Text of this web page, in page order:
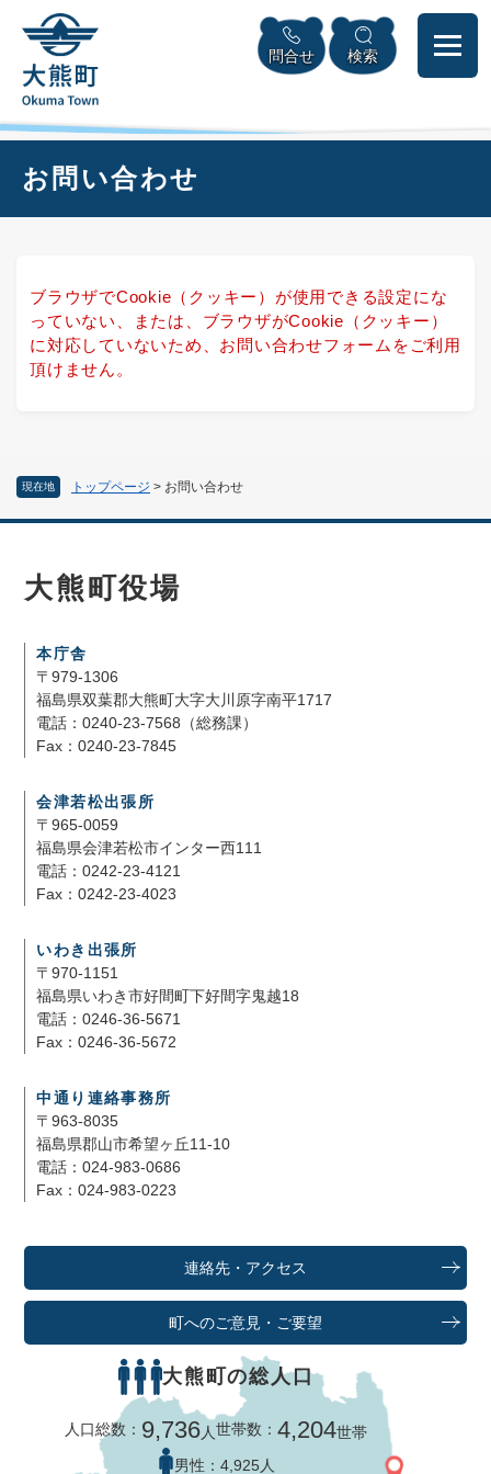
頭
メニューを飛ばして本文へ
問合せ 検索
現在地 トップページ > お問い合わせ
お問い合わせ
ブラウザでCookie（クッキー）が使用できる設定にな
っていない、または、ブラウザがCookie（クッキー）
に対応していないため、お問い合わせフォームをご利用
頂けません。
大熊町役場
本庁舎
〒979-1306
福島県双葉郡大熊町大字大川原字南平1717
電話：0240-23-7568（総務課）
Fax：0240-23-7845
会津若松出張所
〒965-0059
福島県会津若松市インター西111
電話：0242-23-4121
Fax：0242-23-4023
いわき出張所
〒970-1151
福島県いわき市好間町下好間字鬼越18
電話：0246-36-5671
Fax：0246-36-5672
中通り連絡事務所
〒963-8035
福島県郡山市希望ヶ丘11-10
電話：024-983-0686
Fax：024-983-0223
連絡先・アクセス
町へのご意見・ご要望
大熊町の総人口
人口総数： 9,736人世帯数：4,204世帯
男性： 4,925人